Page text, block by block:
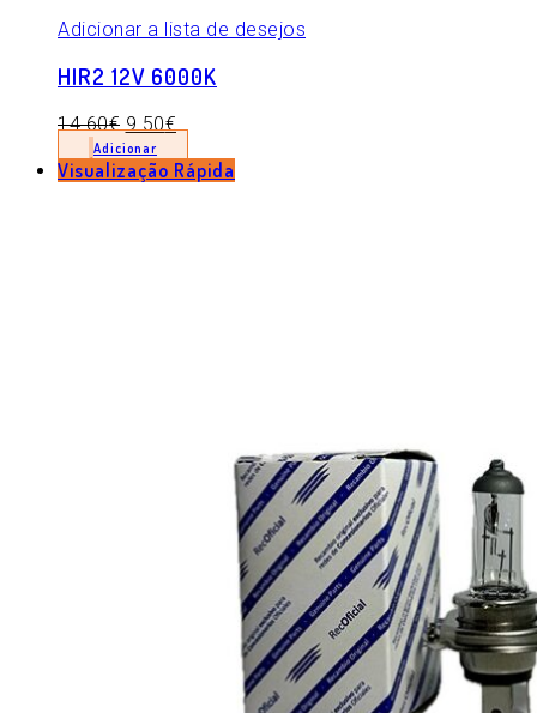
Adicionar a lista de desejos
HIR2 12V 6000K
14.60€ 9.50€
Adicionar
Visualização Rápida